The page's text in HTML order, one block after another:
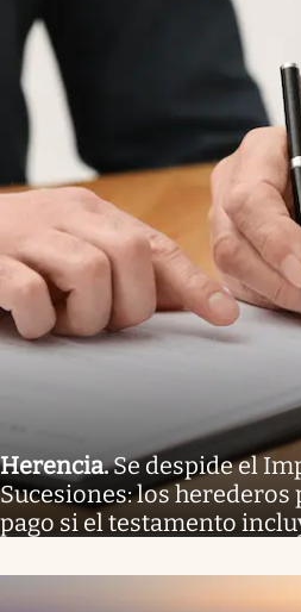
Herencia.Se despide el
Sucesiones: los herederos
pago si el testamento